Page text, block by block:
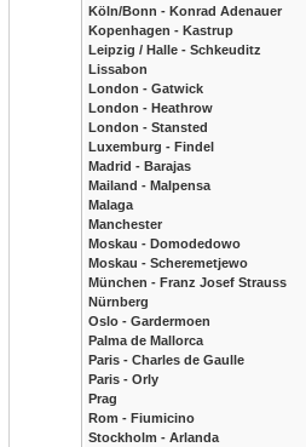
Köln/Bonn - Konrad Adenauer
Kopenhagen - Kastrup
Leipzig / Halle - Schkeuditz
Lissabon
London - Gatwick
London - Heathrow
London - Stansted
Luxemburg - Findel
Madrid - Barajas
Mailand - Malpensa
Malaga
Manchester
Moskau - Domodedowo
Moskau - Scheremetjewo
München - Franz Josef Strauss
Nürnberg
Oslo - Gardermoen
Palma de Mallorca
Paris - Charles de Gaulle
Paris - Orly
Prag
Rom - Fiumicino
Stockholm - Arlanda